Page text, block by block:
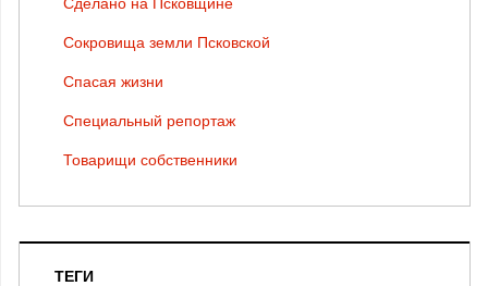
Сокровища земли Псковской
Спасая жизни
Специальный репортаж
Товарищи собственники
ТЕГИ